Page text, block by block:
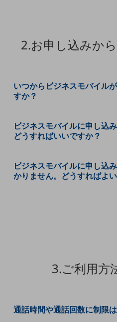
課題・ニーズで探すTOP
マーケティング
業務効率化
職場環境整備
セキュリティ対策
業種・業態で探すTOP
一次産業
2.お申し込みか
いつからビジネスモバイル
すか？
ビジネスモバイルに申し込
どうすればいいですか？
ビジネスモバイルに申し込
かりません。どうすればよ
3.ご利用方
通話時間や通話回数に制限